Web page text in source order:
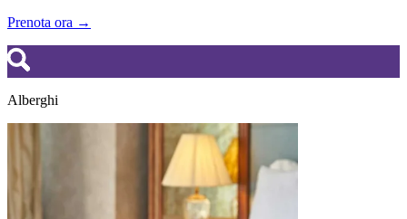
Prenota ora →
Alberghi